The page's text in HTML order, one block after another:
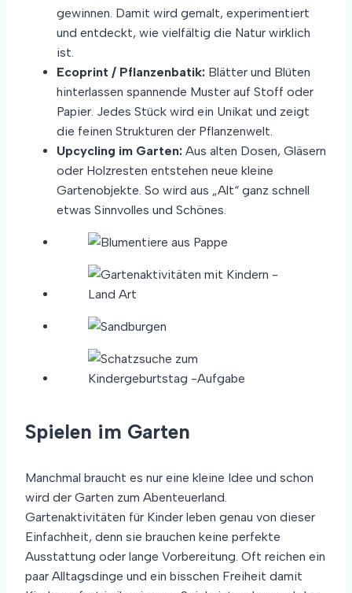
gewinnen. Damit wird gemalt, experimentiert
und entdeckt, wie vielfältig die Natur wirklich
ist.
Ecoprint / Pflanzenbatik: Blätter und Blüten
hinterlassen spannende Muster auf Stoff oder
Papier. Jedes Stück wird ein Unikat und zeigt
die feinen Strukturen der Pflanzenwelt.
Upcycling im Garten: Aus alten Dosen, Gläsern
oder Holzresten entstehen neue kleine
Gartenobjekte. So wird aus „Alt“ ganz schnell
etwas Sinnvolles und Schönes.
Spielen im Garten
Manchmal braucht es nur eine kleine Idee und schon
wird der Garten zum Abenteuerland.
Gartenaktivitäten für Kinder leben genau von dieser
Einfachheit, denn sie brauchen keine perfekte
Ausstattung oder lange Vorbereitung. Oft reichen ein
paar Alltagsdinge und ein bisschen Freiheit damit